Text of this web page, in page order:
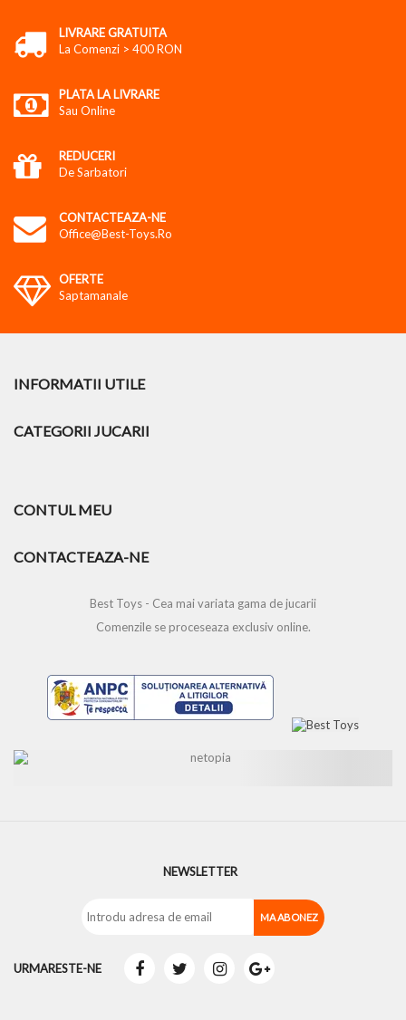
LIVRARE GRATUITA
La Comenzi > 400 RON
PLATA LA LIVRARE
Sau Online
REDUCERI
De Sarbatori
CONTACTEAZA-NE
Office@best-Toys.ro
OFERTE
Saptamanale
INFORMATII UTILE
CATEGORII JUCARII
CONTUL MEU
CONTACTEAZA-NE
Best Toys - Cea mai variata gama de jucarii
Comenzile se proceseaza exclusiv online.
NEWSLETTER
URMARESTE-NE